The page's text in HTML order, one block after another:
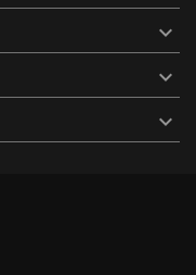


